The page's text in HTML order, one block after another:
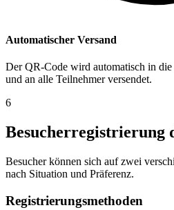
Automatischer Versand
Der QR-Code wird automatisch in
und an alle Teilnehmer versendet.
6
Besucherregistrierung
Besucher können sich auf zwei
nach Situation und Präferenz.
Registrierungsmethoden